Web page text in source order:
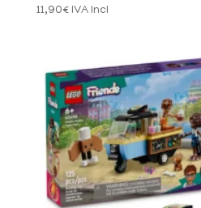
11,90€ IVA Incl